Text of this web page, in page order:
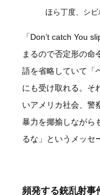
ほら丁度、シ
「Don’t catch You
まるので否定形の命
語を省略していて「
にも受け取れる。そ
いアメリカ社会、警
暴力を揶揄しながら
るな」というメッセ
頻発する銃乱射事